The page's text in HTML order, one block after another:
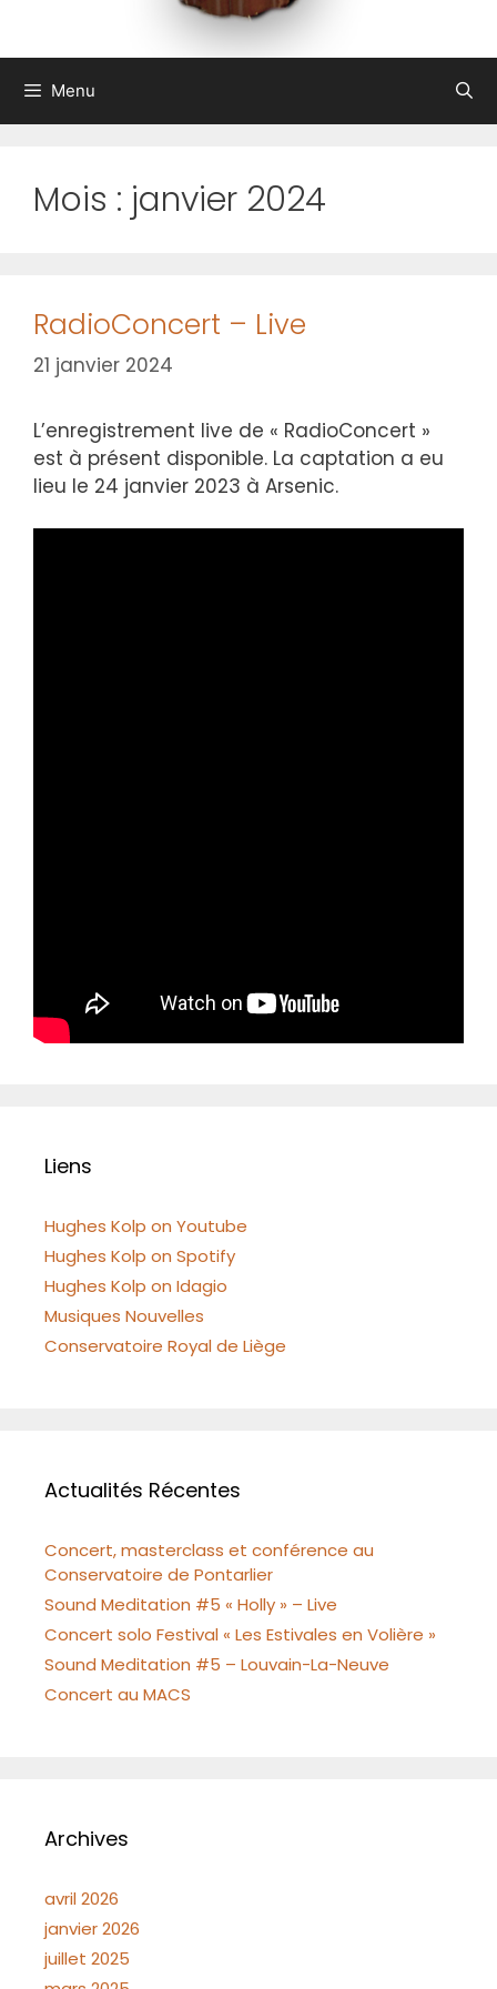
Menu
Mois : janvier 2024
RadioConcert – Live
21 janvier 2024
L’enregistrement live de « RadioConcert »
est à présent disponible. La captation a eu
lieu le 24 janvier 2023 à Arsenic.
Liens
Hughes Kolp on Youtube
Hughes Kolp on Spotify
Hughes Kolp on Idagio
Musiques Nouvelles
Conservatoire Royal de Liège
Actualités Récentes
Concert, masterclass et conférence au
Conservatoire de Pontarlier
Sound Meditation #5 « Holly » – Live
Concert solo Festival « Les Estivales en Volière »
Sound Meditation #5 – Louvain-La-Neuve
Concert au MACS
Archives
avril 2026
janvier 2026
juillet 2025